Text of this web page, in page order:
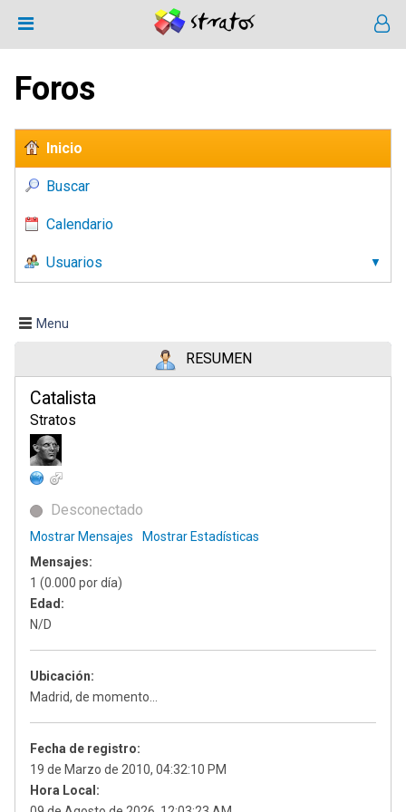
Foros
Inicio
Buscar
Calendario
Usuarios
Menu
RESUMEN
Catalista
Stratos
Desconectado
Mostrar Mensajes
Mostrar Estadísticas
Mensajes:
1 (0.000 por día)
Edad:
N/D
Ubicación:
Madrid, de momento...
Fecha de registro:
19 de Marzo de 2010, 04:32:10 PM
Hora Local: